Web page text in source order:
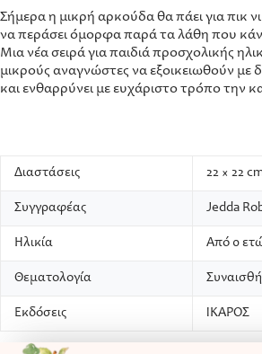
Σήμερα η μικρή αρκούδα θα πάει για πικ
να περάσει όμορφα παρά τα λάθη που
Μια νέα σειρά για παιδιά προσχολικής
μικρούς αναγνώστες να εξοικειωθούν με
και ενθαρρύνει με ευχάριστο τρόπο την
Διαστάσεις 22 × 22
Συγγραφέας Jedda
Ηλικία Από 0
Θεματολογία
Εκδόσεις ΙΚΑΡΟΣ